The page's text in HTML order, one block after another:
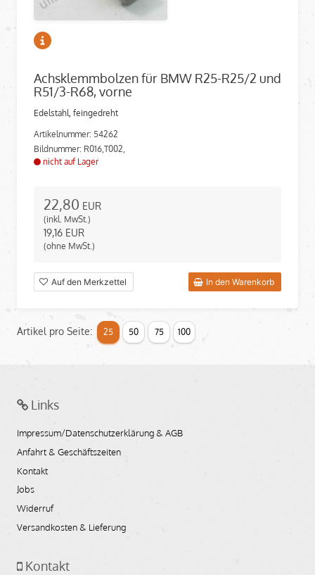
Achsklemmbolzen für BMW R25-R25/2 und
R51/3-R68, vorne
Edelstahl, feingedreht
Artikelnummer: 54262
Bildnummer: R016,T002,
nicht auf Lager
22,80 EUR
(inkl. MwSt.)
19,16 EUR
(ohne MwSt.)
Auf den Merkzettel In den Warenkorb
Artikel pro Seite: 25 50 75 100
Links
Impressum/Datenschutzerklärung & AGB
Anfahrt & Geschäftszeiten
Kontakt
Jobs
Widerruf
Versandkosten & Lieferung
Kontakt